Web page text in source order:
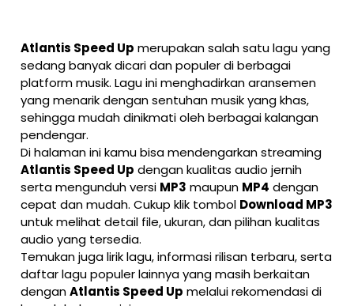
Atlantis Speed Up merupakan salah satu lagu yang
sedang banyak dicari dan populer di berbagai
platform musik. Lagu ini menghadirkan aransemen
yang menarik dengan sentuhan musik yang khas,
sehingga mudah dinikmati oleh berbagai kalangan
pendengar.
Di halaman ini kamu bisa mendengarkan streaming
Atlantis Speed Up dengan kualitas audio jernih
serta mengunduh versi MP3 maupun MP4 dengan
cepat dan mudah. Cukup klik tombol Download MP3
untuk melihat detail file, ukuran, dan pilihan kualitas
audio yang tersedia.
Temukan juga lirik lagu, informasi rilisan terbaru, serta
daftar lagu populer lainnya yang masih berkaitan
denganAtlantis Speed Up melalui rekomendasi di